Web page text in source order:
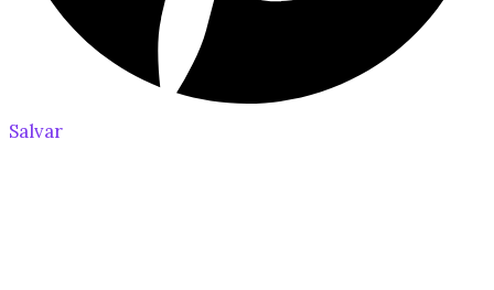
Salvar